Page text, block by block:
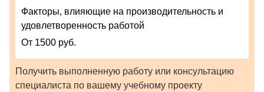
Факторы, влияющие на производительность и
удовлетворенность работой
От 1500 руб.
Получить выполненную работу или консультацию
специалиста по вашему учебному проекту